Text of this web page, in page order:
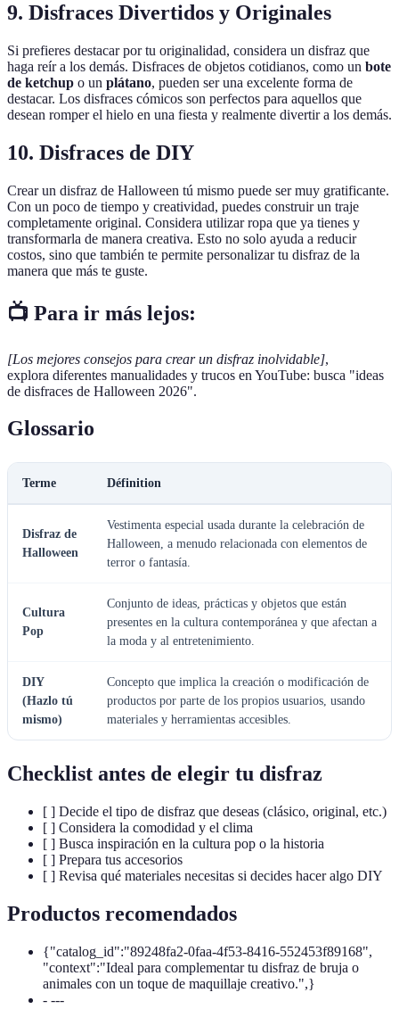
9. Disfraces Divertidos y Originales
Si prefieres destacar por tu originalidad, considera un disfraz que
haga reír a los demás. Disfraces de objetos cotidianos, como un bote
de ketchup o un plátano, pueden ser una excelente forma de
destacar. Los disfraces cómicos son perfectos para aquellos que
desean romper el hielo en una fiesta y realmente divertir a los demás.
10. Disfraces de DIY
Crear un disfraz de Halloween tú mismo puede ser muy gratificante.
Con un poco de tiempo y creatividad, puedes construir un traje
completamente original. Considera utilizar ropa que ya tienes y
transformarla de manera creativa. Esto no solo ayuda a reducir
costos, sino que también te permite personalizar tu disfraz de la
manera que más te guste.
📺 Para ir más lejos:
[Los mejores consejos para crear un disfraz inolvidable],
explora diferentes manualidades y trucos en YouTube: busca "ideas
de disfraces de Halloween 2026".
Glossario
Terme Définition
Disfraz de
Halloween
Vestimenta especial usada durante la celebración de
Halloween, a menudo relacionada con elementos de
terror o fantasía.
Cultura
Pop
Conjunto de ideas, prácticas y objetos que están
presentes en la cultura contemporánea y que afectan a
la moda y al entretenimiento.
DIY
(Hazlo tú
mismo)
Concepto que implica la creación o modificación de
productos por parte de los propios usuarios, usando
materiales y herramientas accesibles.
Checklist antes de elegir tu disfraz
[ ] Decide el tipo de disfraz que deseas (clásico, original, etc.)
[ ] Considera la comodidad y el clima
[ ] Busca inspiración en la cultura pop o la historia
[ ] Prepara tus accesorios
[ ] Revisa qué materiales necesitas si decides hacer algo DIY
Productos recomendados
{"catalog_id":"89248fa2-0faa-4f53-8416-552453f89168",
"context":"Ideal para complementar tu disfraz de bruja o
animales con un toque de maquillaje creativo.",}
- ---